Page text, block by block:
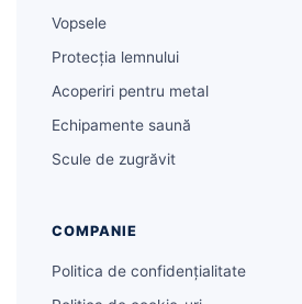
Vopsele
Protecția lemnului
Acoperiri pentru metal
Echipamente saună
Scule de zugrăvit
COMPANIE
Politica de confidențialitate